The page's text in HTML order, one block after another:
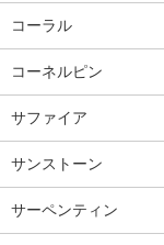
コーラル
コーネルピン
サファイア
サンストーン
サーペンティン